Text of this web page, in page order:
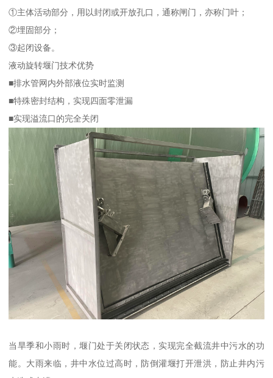
①主体活动部分，用以封闭或开放孔口，通称闸门，亦称门叶；
②埋固部分；
③起闭设备。
液动旋转堰门技术优势
■排水管网内外部液位实时监测
■特殊密封结构，实现四面零泄漏
■实现溢流口的完全关闭
当旱季和小雨时，堰门处于关闭状态，实现完全截流井中污水的功
能。大雨来临，井中水位过高时，防倒灌堰打开泄洪，防止井内污